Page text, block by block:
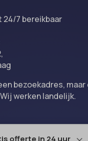
offerte in 24 uur
7 bereikbaar
bezoekadres, maar
werken landelijk.